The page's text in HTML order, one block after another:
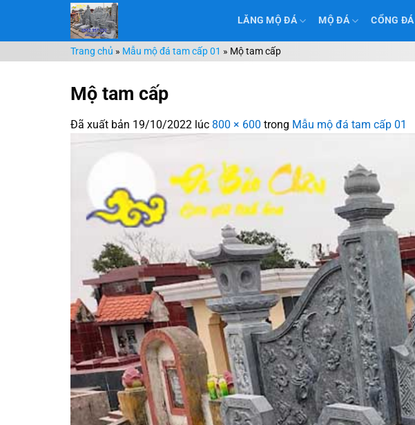
nội
dung
LĂNG MỘ ĐÁ MỘ ĐÁ CỔNG ĐÁ
Trang chủ » Mẫu mộ đá tam cấp 01 » Mộ tam cấp
Mộ tam cấp
Đã xuất bản 19/10/2022 lúc 800 × 600 trong Mẫu mộ đá tam cấp 01